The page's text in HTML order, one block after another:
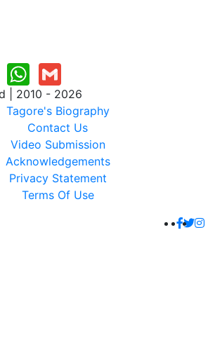
| 2010 - 2026
Tagore's Biography
Contact Us
Video Submission
Acknowledgements
Privacy Statement
Terms Of Use